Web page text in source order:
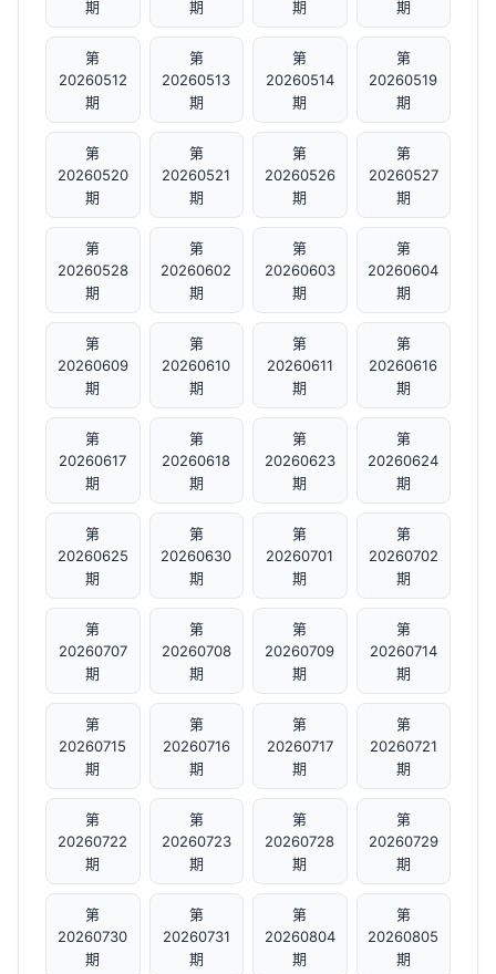
期
期
期
期
第
20260512
期
第
20260513
期
第
20260514
期
第
20260519
期
第
20260520
期
第
20260521
期
第
20260526
期
第
20260527
期
第
20260528
期
第
20260602
期
第
20260603
期
第
20260604
期
第
20260609
期
第
20260610
期
第
20260611
期
第
20260616
期
第
20260617
期
第
20260618
期
第
20260623
期
第
20260624
期
第
20260625
期
第
20260630
期
第
20260701
期
第
20260702
期
第
20260707
期
第
20260708
期
第
20260709
期
第
20260714
期
第
20260715
期
第
20260716
期
第
20260717
期
第
20260721
期
第
20260722
期
第
20260723
期
第
20260728
期
第
20260729
期
第
20260730
期
第
20260731
期
第
20260804
期
第
20260805
期